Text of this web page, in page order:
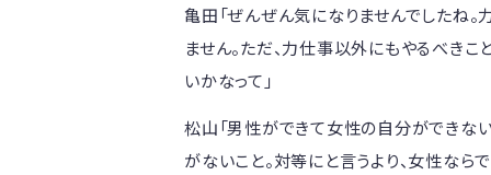
亀田「ぜんぜん気になりませんでしたね
ません。ただ、力仕事以外にもやるべき
いかなって」
松山「男性ができて女性の自分ができな
がないこと。対等にと言うより、女性な